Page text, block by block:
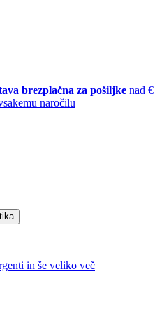
brezplačna za pošiljke nad
naročilu
in še veliko več